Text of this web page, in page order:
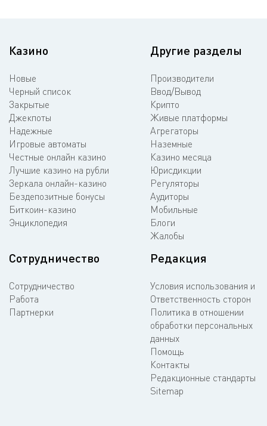
Казино
Новые
Черный список
Закрытые
Джекпоты
Надежные
Игровые автоматы
Честные онлайн казино
Лучшие казино на рубли
Зеркала онлайн-казино
Бездепозитные бонусы
Биткоин-казино
Энциклопедия
Другие разделы
Производители
Ввод/Вывод
Крипто
Живые платформы
Агрегаторы
Наземные
Казино месяца
Юрисдикции
Регуляторы
Аудиторы
Мобильные
Блоги
Жалобы
Сотрудничество
Сотрудничество
Работа
Партнерки
Редакция
Условия использования и
Ответственность сторон
Политика в отношении
обработки персональных
данных
Помощь
Контакты
Редакционные стандарты
Sitemap